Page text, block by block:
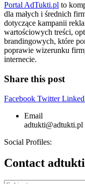
Portal AdTukti.pl to
dla małych i średnich
dotyczące kampanii
wartościowych treści,
brandingowych, które
poprawie wizerunku
internecie.
Share this post
Facebook Twitter
Email
adtukti@adtukti.pl
Social Profiles:
Contact adtukti